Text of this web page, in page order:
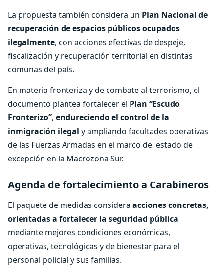
La propuesta también considera un Plan Nacional de
recuperación de espacios públicos ocupados
ilegalmente, con acciones efectivas de despeje,
fiscalización y recuperación territorial en distintas
comunas del país.
En materia fronteriza y de combate al terrorismo, el
documento plantea fortalecer el Plan “Escudo
Fronterizo”, endureciendo el control de la
inmigración ilegal y ampliando facultades operativas
de las Fuerzas Armadas en el marco del estado de
excepción en la Macrozona Sur.
Agenda de fortalecimiento a Carabineros
El paquete de medidas considera acciones concretas,
orientadas a fortalecer la seguridad pública
mediante mejores condiciones económicas,
operativas, tecnológicas y de bienestar para el
personal policial y sus familias.